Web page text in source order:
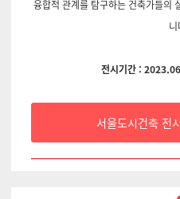
융합적 관계를 탐구하는 건축가들의
니
전시기간 :
서울도시건축 전